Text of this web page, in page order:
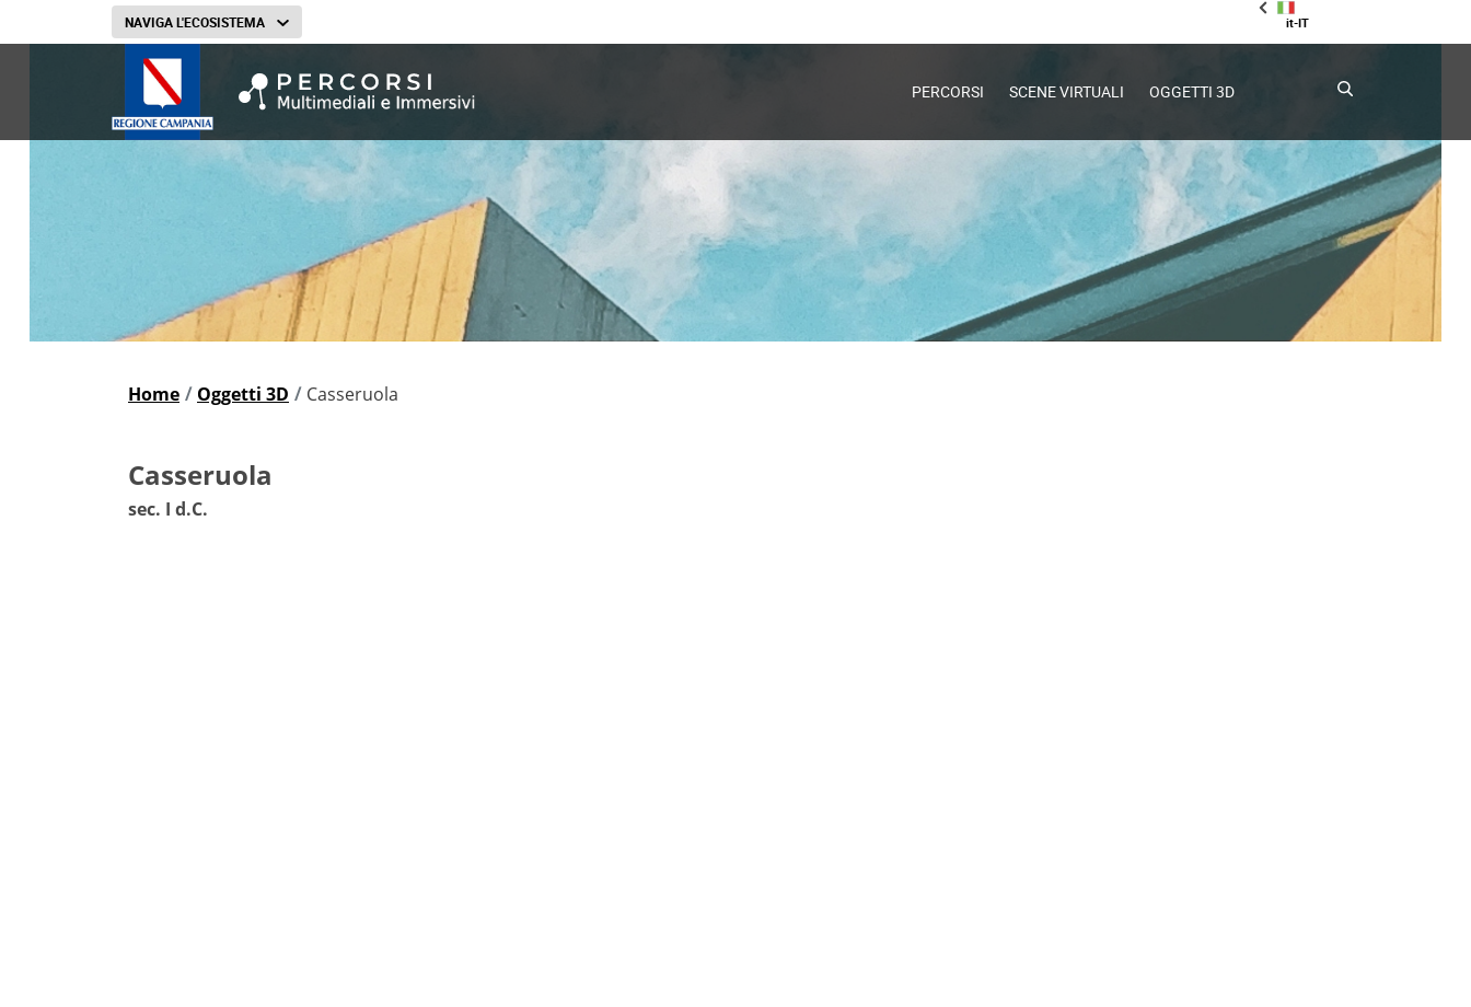
NAVIGA L'ECOSISTEMA it-IT
barra di navigazione PERCORSI SCENE VIRTUALI OGGETTI 3D
heroImageApprofondimento
Home Oggetti 3D Casseruola
DettaglioOggetto
Casseruola
sec. I d.C.